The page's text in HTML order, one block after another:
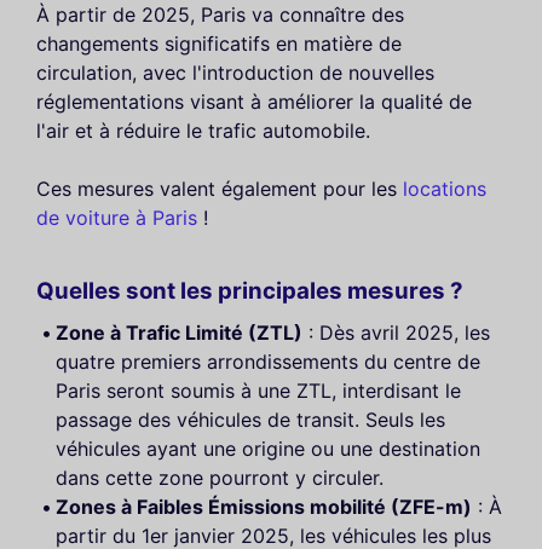
À partir de 2025, Paris va connaître des
changements significatifs en matière de
circulation, avec l'introduction de nouvelles
réglementations visant à améliorer la qualité de
l'air et à réduire le trafic automobile.
Ces mesures valent également pour les locations
de voiture à Paris !
Quelles sont les principales mesures ?
Zone à Trafic Limité (ZTL) : Dès avril 2025, les
quatre premiers arrondissements du centre de
Paris seront soumis à une ZTL, interdisant le
passage des véhicules de transit. Seuls les
véhicules ayant une origine ou une destination
dans cette zone pourront y circuler.
Zones à Faibles Émissions mobilité (ZFE-m) : À
partir du 1er janvier 2025, les véhicules les plus